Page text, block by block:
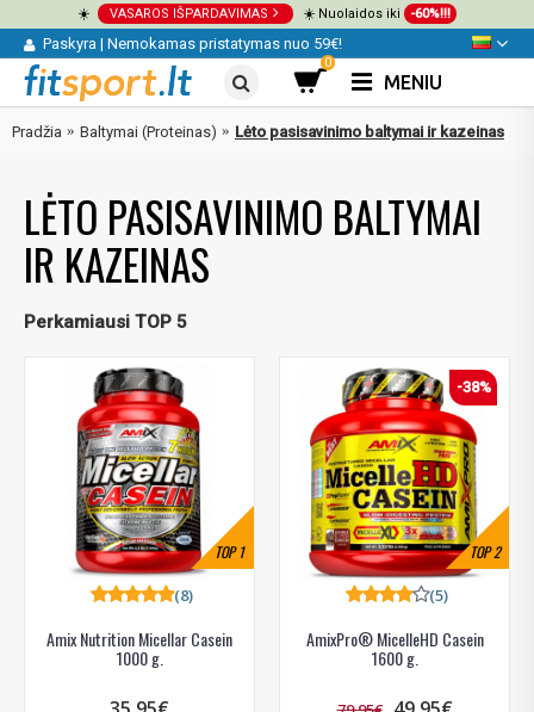
☀️ VASAROS IŠPARDAVIMAS ☀️ Nuolaidos iki -60%!!!
Paskyra | Nemokamas pristatymas nuo 59€!
0
MENIU
Pradžia Baltymai (Proteinas) Lėto pasisavinimo baltymai ir kazeinas
LĖTO PASISAVINIMO BALTYMAI
IR KAZEINAS
Perkamiausi TOP 5
TOP1
Amix Nutrition Micellar Casein
1000 g.
(8)
TOP2
-38%
AmixPro® MicelleHD Casein
1600 g.
(5)